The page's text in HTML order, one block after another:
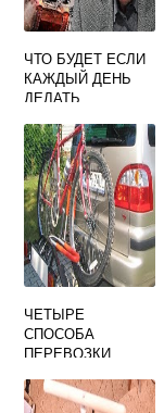
ЧТО БУДЕТ ЕСЛИ
КАЖДЫЙ ДЕНЬ
ДЕЛАТЬ
ВЕЛОСИПЕД
ЧЕТЫРЕ
СПОСОБА
ПЕРЕВОЗКИ
АВТОМОБИЛЕМ